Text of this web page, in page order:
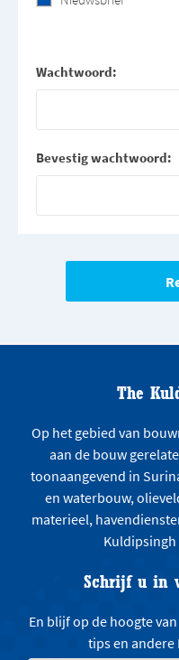
Wachtwoord:
Bevestig wachtwoord:
The
Op het gebied van
aan de bouw
toonaangevend in
en waterbouw,
materieel,
Kuldipsingh
Schrijf u in
En blijf op de hoogte
tips en